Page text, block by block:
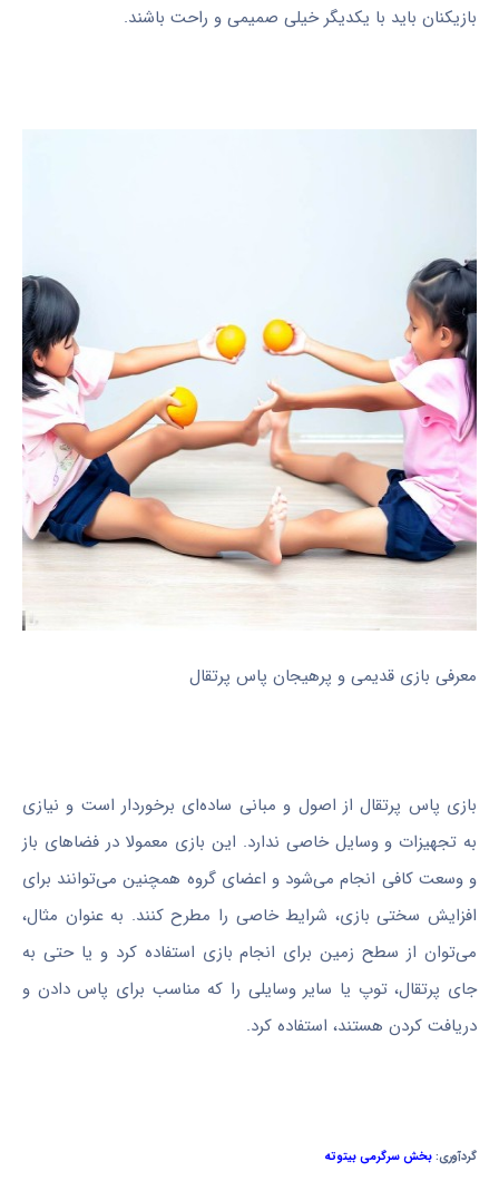
بازیکنان باید با یکدیگر خیلی صمیمی و راحت باشند.
معرفی بازی قدیمی و پرهیجان پاس پرتقال
بازی پاس پرتقال از اصول و مبانی ساده‌ای برخوردار است و نیازی
به تجهیزات و وسایل خاصی ندارد. این بازی معمولا در فضاهای باز
و وسعت کافی انجام می‌شود و اعضای گروه همچنین می‌توانند برای
افزایش سختی بازی، شرایط خاصی را مطرح کنند. به عنوان مثال،
می‌توان از سطح زمین برای انجام بازی استفاده کرد و یا حتی به
جای پرتقال، توپ یا سایر وسایلی را که مناسب برای پاس دادن و
دریافت کردن هستند، استفاده کرد.
گردآوری:بخش سرگرمی بیتوته